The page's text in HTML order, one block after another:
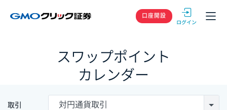
GMOクリック
口座開設
スワップポイント
カレンダー
取引 対円通貨取引